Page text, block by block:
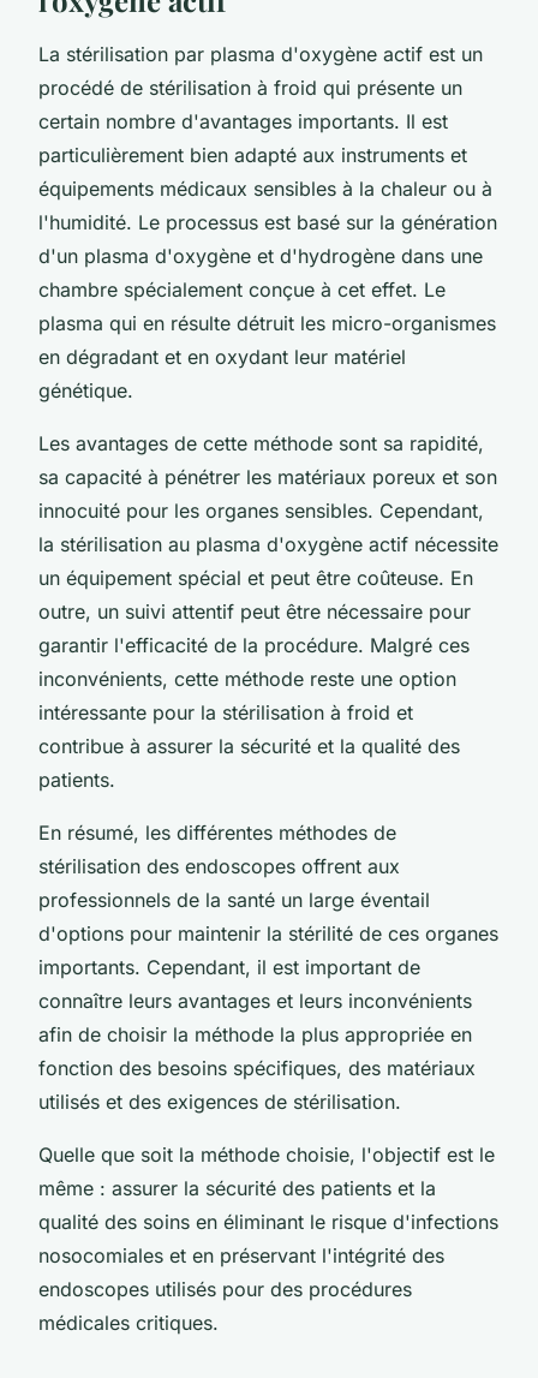
La stérilisation par plasma d'oxygène actif est un
procédé de stérilisation à froid qui présente un
certain nombre d'avantages importants. Il est
particulièrement bien adapté aux instruments et
équipements médicaux sensibles à la chaleur ou à
l'humidité. Le processus est basé sur la génération
d'un plasma d'oxygène et d'hydrogène dans une
chambre spécialement conçue à cet effet. Le
plasma qui en résulte détruit les micro-organismes
en dégradant et en oxydant leur matériel
génétique.
Les avantages de cette méthode sont sa rapidité,
sa capacité à pénétrer les matériaux poreux et son
innocuité pour les organes sensibles. Cependant,
la stérilisation au plasma d'oxygène actif nécessite
un équipement spécial et peut être coûteuse. En
outre, un suivi attentif peut être nécessaire pour
garantir l'efficacité de la procédure. Malgré ces
inconvénients, cette méthode reste une option
intéressante pour la stérilisation à froid et
contribue à assurer la sécurité et la qualité des
patients.
En résumé, les différentes méthodes de
stérilisation des endoscopes offrent aux
professionnels de la santé un large éventail
d'options pour maintenir la stérilité de ces organes
importants. Cependant, il est important de
connaître leurs avantages et leurs inconvénients
afin de choisir la méthode la plus appropriée en
fonction des besoins spécifiques, des matériaux
utilisés et des exigences de stérilisation.
Quelle que soit la méthode choisie, l'objectif est le
même : assurer la sécurité des patients et la
qualité des soins en éliminant le risque d'infections
nosocomiales et en préservant l'intégrité des
endoscopes utilisés pour des procédures
médicales critiques.